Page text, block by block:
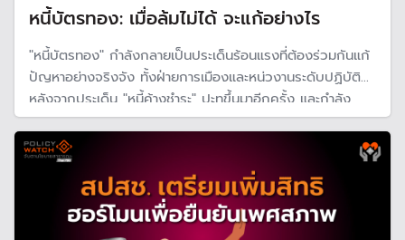
หนี้บัตรทอง: เมื่อล้มไม่ได้ จะแก้อย่างไร
"หนี้บัตรทอง" กำลังกลายเป็นประเด็นร้อนแรงที่ต้องร่วมกันแก้
ปัญหาอย่างจริงจัง ทั้งฝ่ายการเมืองและหน่วงานระดับปฏิบัติ
หลังจากประเด็น "หนี้ค้างชำระ" ปะทุขึ้นมาอีกครั้ง และกำลัง
ขยายวงกว้างมากขึ้นเรื่อย ๆ ตามการขยายบริการ ดังนั้น ถึง
เวลาต้องมาสังคายนาว่าจะแก้เรื่องระบบบริการกับงบประมาณ
อย่างไรให้เกิดสมดุล